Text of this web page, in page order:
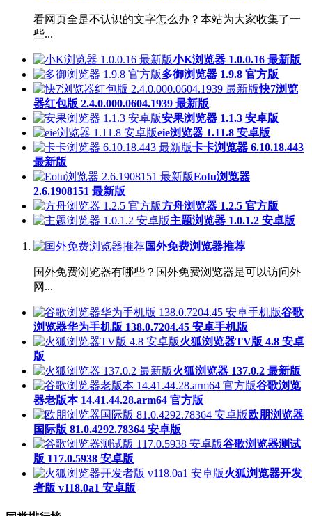
看网页全是不认识的文字怎么办？本站为大家收集了一
些...
小K浏览器 1.0.0.16 最新版
多御浏览器 1.9.8 官方版
快7浏览
器红包版 2.4.0.000.0604.1939 最新版
安果浏览器 1.1.3 安卓版
eie浏览器 1.11.8 安卓版
卡卡浏览器 6.10.18.443
最新版
Eotu浏览器
2.6.1908151 最新版
方舟浏览器 1.2.5 官方版
主题浏览器 1.0.1.2 安卓版
国外免费浏览器推荐
国外免费浏览器有哪些？国外免费浏览器是可以访问外
网...
谷歌
浏览器华为手机版 138.0.7204.45 安卓手机版
火狐浏览器TV版 4.8 安卓
版
火狐浏览器 137.0.2 最新版
谷歌浏览
器老版本 14.41.44.28.arm64 官方版
欧朋浏览器
国际版 81.0.4292.78364 安卓版
谷歌浏览器测试
版 117.0.5938 安卓版
火狐浏览器开发
者版 v118.0a1 安卓版